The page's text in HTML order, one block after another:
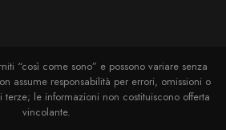
“così come sono” e possono variare senza
assume responsabilità per errori, omissioni o
terze; le informazioni non costituiscono offerta
vincolante.